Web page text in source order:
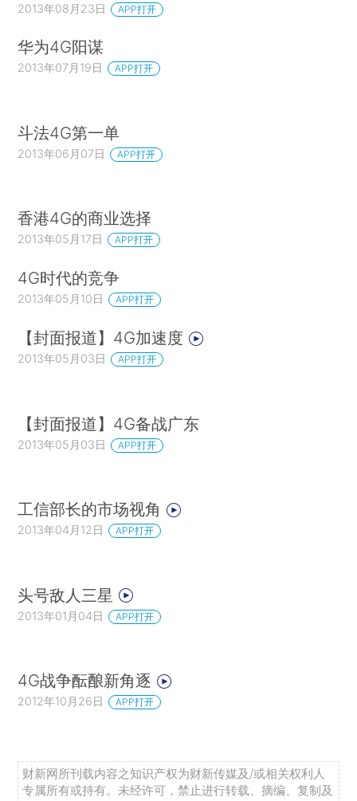
2013年08月23日 APP打开
华为4G阳谋
2013年07月19日 APP打开
斗法4G第一单
2013年06月07日 APP打开
香港4G的商业选择
2013年05月17日 APP打开
4G时代的竞争
2013年05月10日 APP打开
【封面报道】4G加速度
2013年05月03日 APP打开
【封面报道】4G备战广东
2013年05月03日 APP打开
工信部长的市场视角
2013年04月12日 APP打开
头号敌人三星
2013年01月04日 APP打开
4G战争酝酿新角逐
2012年10月26日 APP打开
财新网所刊载内容之知识产权为财新传媒及/或相关权利人
专属所有或持有。未经许可，禁止进行转载、摘编、复制及